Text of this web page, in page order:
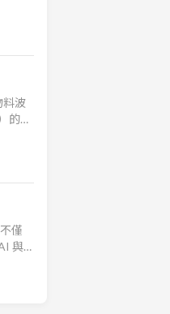
以
料波
的強
利
僅
與